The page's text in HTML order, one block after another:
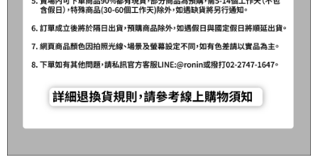
計)，訂單才得以成立**)